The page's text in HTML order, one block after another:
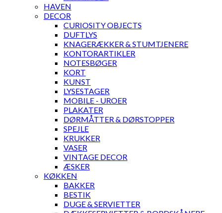
HAVEN
DECOR
CURIOSITY OBJECTS
DUFTLYS
KNAGERÆKKER & STUMTJENERE
KONTORARTIKLER
NOTESBØGER
KORT
KUNST
LYSESTAGER
MOBILE - UROER
PLAKATER
DØRMÅTTER & DØRSTOPPER
SPEJLE
KRUKKER
VASER
VINTAGE DECOR
ÆSKER
KØKKEN
BAKKER
BESTIK
DUGE & SERVIETTER